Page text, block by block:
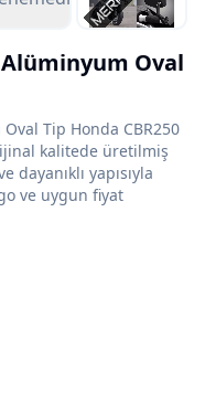
Alüminyum Oval
Tip Honda CBR250
kalitede üretilmiş
yapısıyla
ve uygun fiyat